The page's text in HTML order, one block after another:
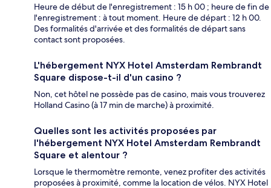
Heure de début de l'enregistrement : 15 h 00 ; heure de fin de
l'enregistrement : à tout moment. Heure de départ : 12 h 00.
Des formalités d'arrivée et des formalités de départ sans
contact sont proposées.
L'hébergement NYX Hotel Amsterdam Rembrandt
Square dispose-t-il d'un casino ?
Non, cet hôtel ne possède pas de casino, mais vous trouverez
Holland Casino (à 17 min de marche) à proximité.
Quelles sont les activités proposées par
l'hébergement NYX Hotel Amsterdam Rembrandt
Square et alentour ?
Lorsque le thermomètre remonte, venez profiter des activités
proposées à proximité, comme la location de vélos. NYX Hotel